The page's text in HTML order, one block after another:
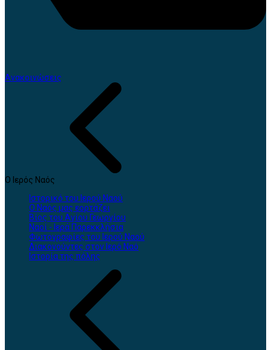
Ανακοινώσεις
Ο Ιερός Ναός
Ιστορικό του Ιερού Ναού
Ο Ναός μας εορτάζει
Βίος του Αγίου Γεωργίου
Ναοί - Ιερά Παρεκκλήσια
Φωτογραφίες του Ιερού Ναού
Διακονούντες στον Ιερό Ναό
Ιστορία της πόλης